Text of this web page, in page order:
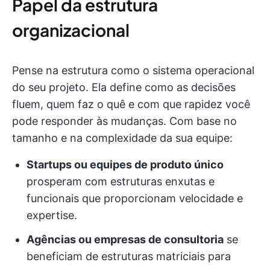
Papel da estrutura
organizacional
Pense na estrutura como o sistema operacional
do seu projeto. Ela define como as decisões
fluem, quem faz o quê e com que rapidez você
pode responder às mudanças. Com base no
tamanho e na complexidade da sua equipe:
Startups ou equipes de produto único
prosperam com estruturas enxutas e
funcionais que proporcionam velocidade e
expertise.
Agências ou empresas de consultoria se
beneficiam de estruturas matriciais para